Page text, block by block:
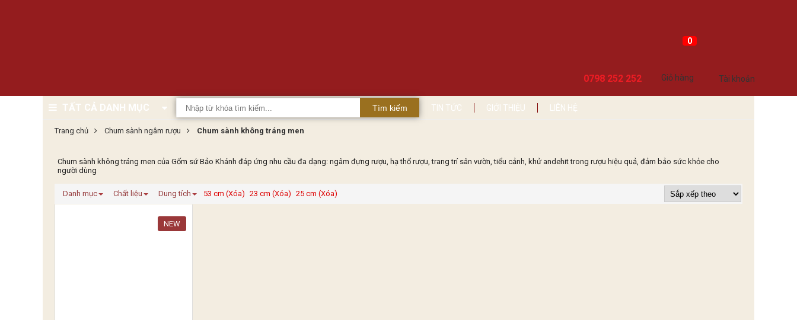
Tài khoản
Giỏ hàng
0
0798 252 252
TẤT CẢ DANH MỤC Tìm kiếm TIN TỨC GIỚI THIỆU LIÊN HỆ
Trang chủ Chum sành ngâm rượu Chum sành không tráng men
Chum sành không tráng men của Gốm sứ Bảo Khánh đáp ứng nhu cầu đa dạng: ngâm đựng rượu, hạ thổ rượu, trang trí sân vườn, tiểu cảnh, khử andehit trong rượu hiệu quả, đảm bảo sức khỏe cho
người dùng
Danh mục Chất liệu Dung tích 53 cm (Xóa) 23 cm (Xóa) 25 cm (Xóa)
NEW